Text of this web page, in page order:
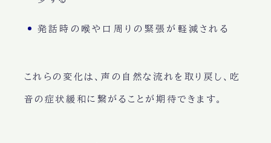
発話時の喉や口周りの緊張が軽減される
これらの変化は、声の自然な流れを取り戻し、吃
音の症状緩和に繋がることが期待できます。